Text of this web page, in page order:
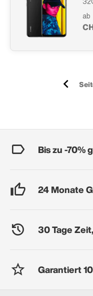
ab
Bis zu -70%
24 Monate
30 Tage
Garantiert